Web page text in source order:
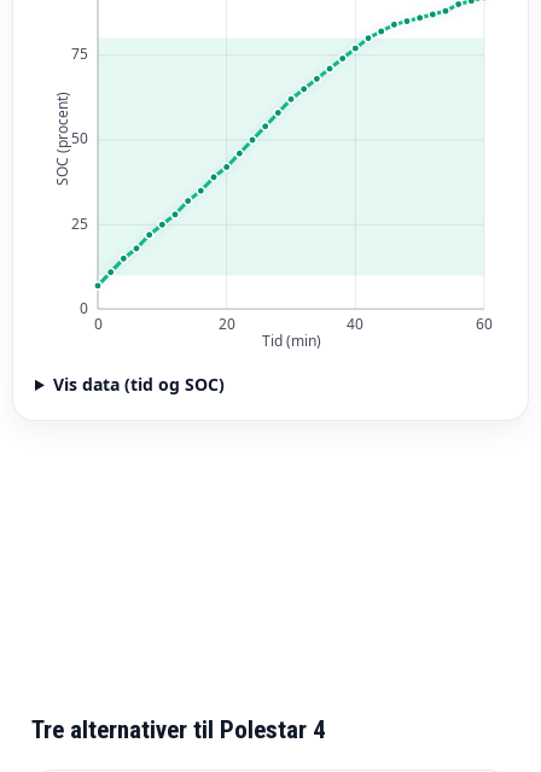
Vis data (tid og SOC)
Tre alternativer til Polestar 4